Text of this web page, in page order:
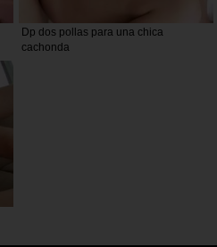
Dp dos pollas para una chica
cachonda